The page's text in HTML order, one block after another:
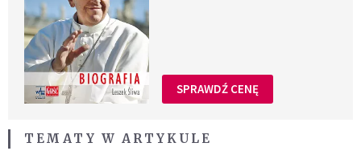
SPRAWDŹ CENĘ
TEMATY W ARTYKULE